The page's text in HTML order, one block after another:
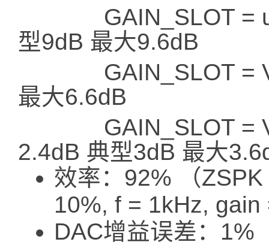
GAIN_SLOT =
型9dB 最大9.6dB
GAIN_SLOT =
最大6.6dB
GAIN_SLOT =
2.4dB 典型3dB 最大
效率：92% （
10%, f = 1kHz, gain
DAC增益误差：1%